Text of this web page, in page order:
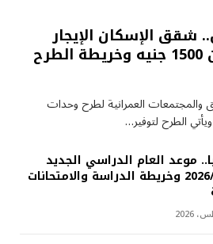
شقق الإسكان الإيجار
2026 بإيجار يبدأ من 1500 جنيه وخريطة الطرح
والمجتمعات العمرانية لطرح وحدات
الطرح لتوفير…
موعد العام الدراسي الجديد
2026/2027 وخريطة الدراسة والامتحانات